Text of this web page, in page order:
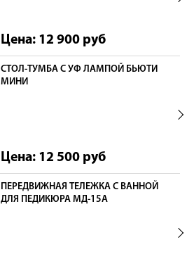
Цена: 12 900 руб
СТОЛ-ТУМБА С УФ ЛАМПОЙ БЬЮТИ
МИНИ
Цена: 12 500 руб
ПЕРЕДВИЖНАЯ ТЕЛЕЖКА С ВАННОЙ
ДЛЯ ПЕДИКЮРА МД-15А